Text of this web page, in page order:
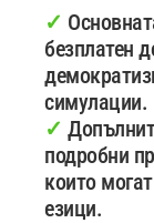
✓
безплатен
симулации.
✓
подробни
които
езици.